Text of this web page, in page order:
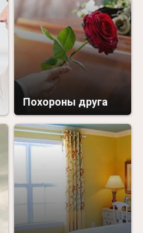
Похороны друга